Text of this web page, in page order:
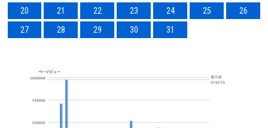
20
21 22 23 24 25
26
27
28 29 30 31